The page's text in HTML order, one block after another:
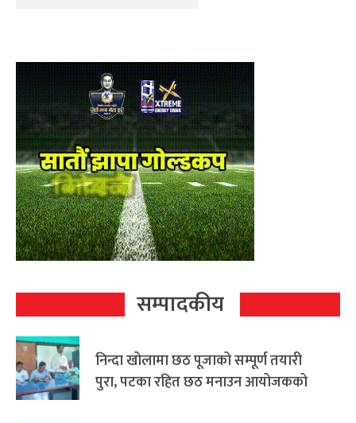
सम्पादकीय
निन्दा खोलामा छठ पूजाको सम्पूर्ण तयारी
पुरा, पटका रहित छठ मनाउन आयोजकको